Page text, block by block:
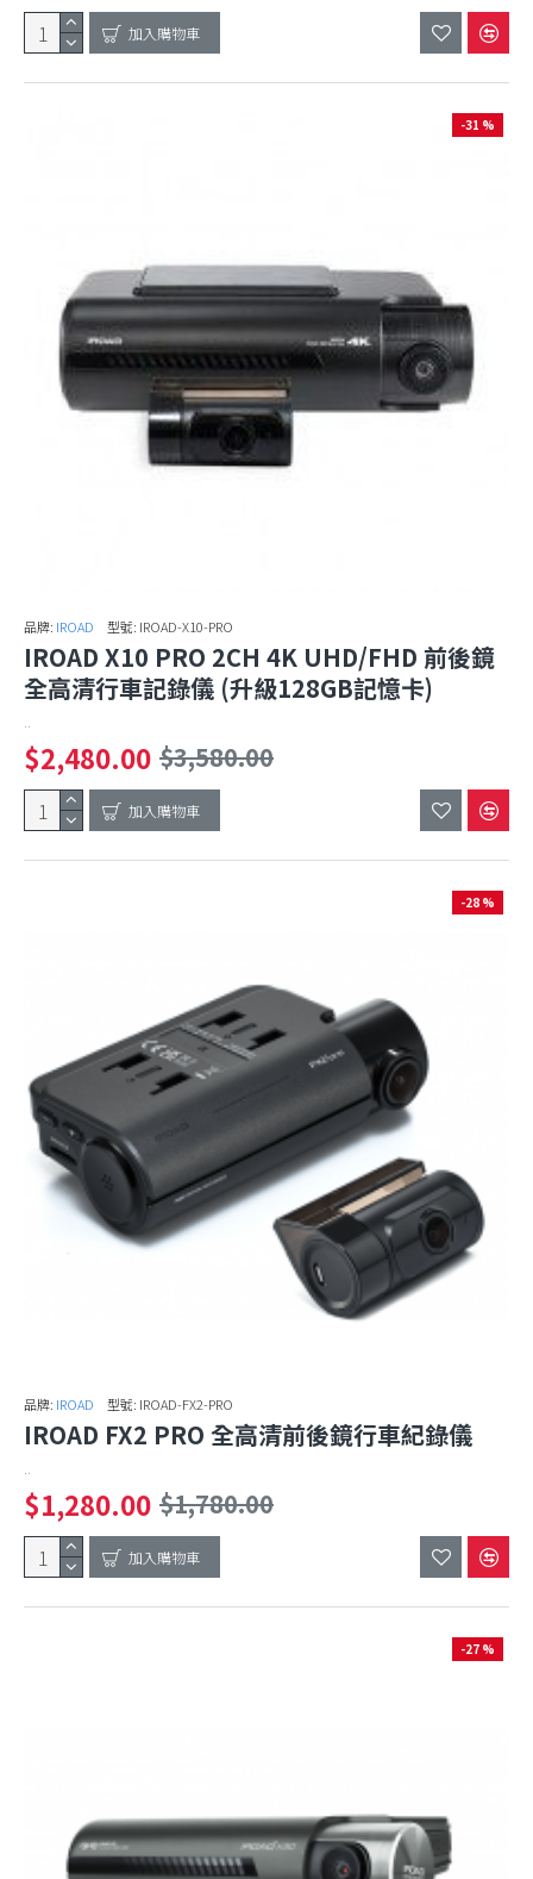
加入購物車
-31 %
品牌: IROAD 型號: IROAD-X10-PRO
IROAD X10 PRO 2CH 4K UHD/FHD 前後鏡
全高清行車記錄儀 (升級128GB記憶卡)
..
$2,480.00 $3,580.00
加入購物車
-28 %
品牌: IROAD 型號: IROAD-FX2-PRO
IROAD FX2 PRO 全高清前後鏡行車紀錄儀
..
$1,280.00 $1,780.00
加入購物車
-27 %